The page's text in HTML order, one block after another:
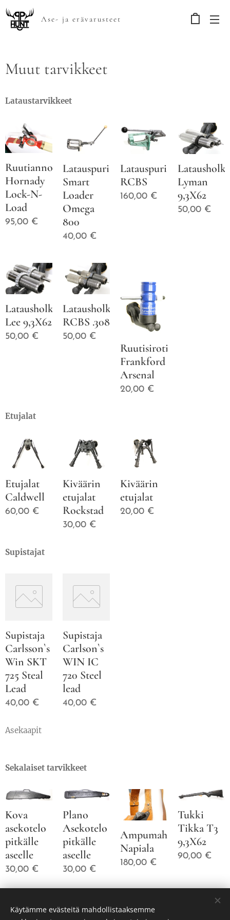
Ase- ja erävarusteet
Muut tarvikkeet
Lataustarvikkeet
Ruutiannostelija
Hornady
Lock-N-
Load
95,00 €
Latauspuristin
Smart
Loader
Omega
800
40,00 €
Latauspuristin
RCBS
160,00 €
Lyman
9,3X62
50,00 €
Latausholkkisarja
Lee 9,3X62
50,00 €
Latausholkkisarja
RCBS .308
50,00 €
Ruutisirotin
Frankford
Arsenal
20,00 €
Etujalat
Etujalat
Caldwell
60,00 €
Kiväärin
etujalat
Rockstad
30,00 €
Kiväärin
etujalat
20,00 €
Supistajat
Supistaja
Carlsson`s
Win SKT
725 Steal
Lead
40,00 €
Supistaja
Carlson`s
WIN IC
720 Steel
lead
40,00 €
Asekaapit
Sekalaiset tarvikkeet
Kova
asekotelo
pitkälle
aseelle
30,00 €
Plano
Asekotelo
pitkälle
aseelle
30,00 €
Ampumahiihtovaljaat
Napiala
180,00 €
Tukki
Tikka T3
9,3X62
90,00 €
Käytämme evästeitä mahdollistaaksemme